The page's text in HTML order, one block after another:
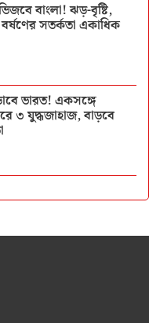
বাংলা! ঝড়-বৃষ্টি,
সতর্কতা একাধিক
ভারত! একসঙ্গে
৩ যুদ্ধজাহাজ, বাড়বে